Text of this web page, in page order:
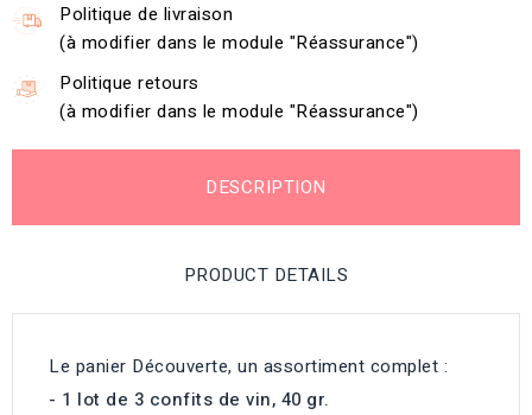
Politique de livraison
(à modifier dans le module "Réassurance")
Politique retours
(à modifier dans le module "Réassurance")
DESCRIPTION
PRODUCT DETAILS
Le panier Découverte, un assortiment complet :
- 1 lot de 3 confits de vin, 40 gr.